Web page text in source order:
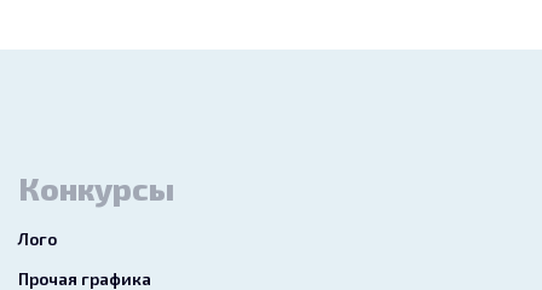
Конкурсы
Лого
Прочая графика